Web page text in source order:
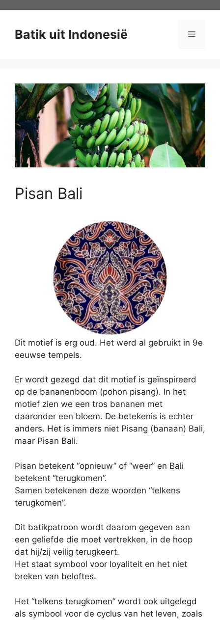
inhoud
Batik uit Indonesië Menu
Pisan Bali
Dit motief is erg oud. Het werd al gebruikt in 9e
eeuwse tempels.
Er wordt gezegd dat dit motief is geïnspireerd
op de bananenboom (pohon pisang). In het
motief zien we een tros bananen met
daaronder een bloem. De betekenis is echter
anders. Het is immers niet Pisang (banaan) Bali,
maar Pisan Bali.
Pisan betekent “opnieuw” of “weer” en Bali
betekent “terugkomen”.
Samen betekenen deze woorden “telkens
terugkomen”.
Dit batikpatroon wordt daarom gegeven aan
een geliefde die moet vertrekken, in de hoop
dat hij/zij veilig terugkeert.
Het staat symbool voor loyaliteit en het niet
breken van beloftes.
Het “telkens terugkomen” wordt ook uitgelegd
als symbool voor de cyclus van het leven, zoals